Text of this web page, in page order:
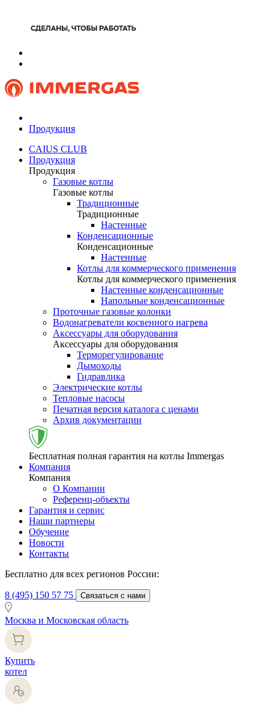
Продукция
CAIUS CLUB
Продукция
Продукция
Газовые котлы
Газовые котлы
Традиционные
Традиционные
Настенные
Конденсационные
Конденсационные
Настенные
Котлы для коммерческого применения
Котлы для коммерческого применения
Настенные конденсационные
Напольные конденсационные
Проточные газовые колонки
Водонагреватели косвенного нагрева
Аксессуары для оборудования
Аксессуары для оборудования
Терморегулирование
Дымоходы
Гидравлика
Электрические котлы
Тепловые насосы
Печатная версия каталога с ценами
Архив документации
Бесплатная полная гарантия на котлы Immergas
Компания
Компания
О Компании
Референц-объекты
Гарантия и сервис
Наши партнеры
Обучение
Новости
Контакты
Бесплатно для всех регионов России:
8 (495) 150 57 75 Связаться с нами
Москва и Московская область
Купить
котел